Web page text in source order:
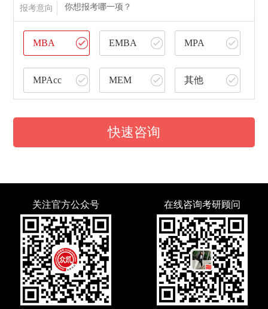
报考意向 你想报考哪一项？
MBA EMBA MPA
MPAcc MEM 其他
快速咨询
关注官方公众号 在线咨询考研顾问